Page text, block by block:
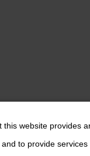
website provides
to provide